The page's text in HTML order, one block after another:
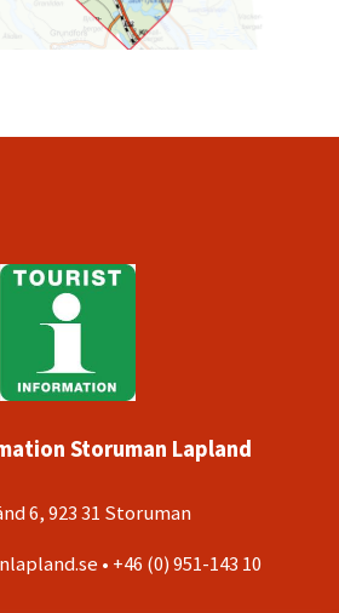
Storuman Lapland
6, 923 31 Storuman
• +46 (0) 951-143 10